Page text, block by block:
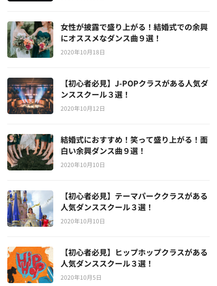
女性が披露で盛り上がる！結婚式での余興
にオススメなダンス曲９選！
2020年10月18日
【初心者必見】J-POPクラスがある人気ダ
ンススクール３選！
2020年10月12日
結婚式におすすめ！笑って盛り上がる！面
白い余興ダンス曲９選！
2020年10月10日
【初心者必見】テーマパーククラスがある
人気ダンススクール３選！
2020年10月10日
【初心者必見】ヒップホップクラスがある
人気ダンススクール３選！
2020年10月5日